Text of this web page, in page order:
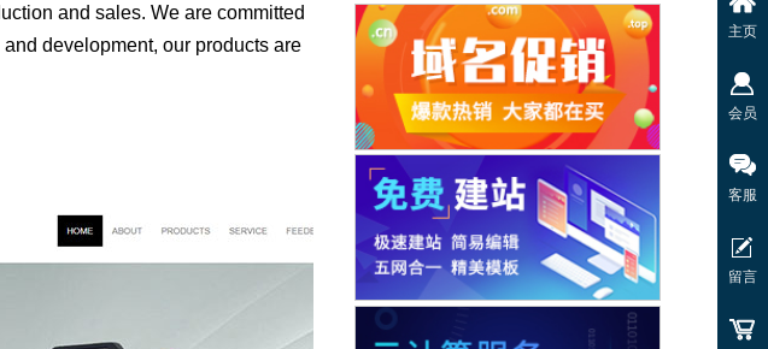
and sales. We are committed
development, our products are
主页
会员
客服
留言